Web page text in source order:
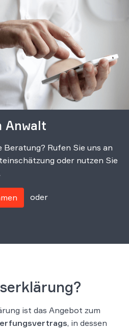
Anwalt
Rufen Sie uns an
oder nutzen Sie
oder
ist das Angebot zum
, in dessen